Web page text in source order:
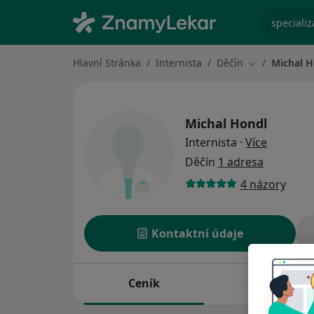
Hlavní Stránka Internista Děčín Změna města
Michal
Michal Hondl
Internista · Více
Děčín 1 adresa
4 názory
Kontaktní údaje
Ceník Adresy